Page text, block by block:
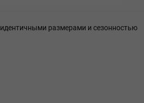
размерами и сезонностью